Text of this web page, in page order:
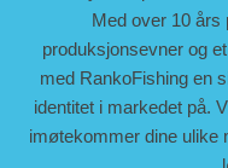
Med over 10 års
produksjonsevner og
med RankoFishing en
identitet i markedet på.
imøtekommer dine ulike